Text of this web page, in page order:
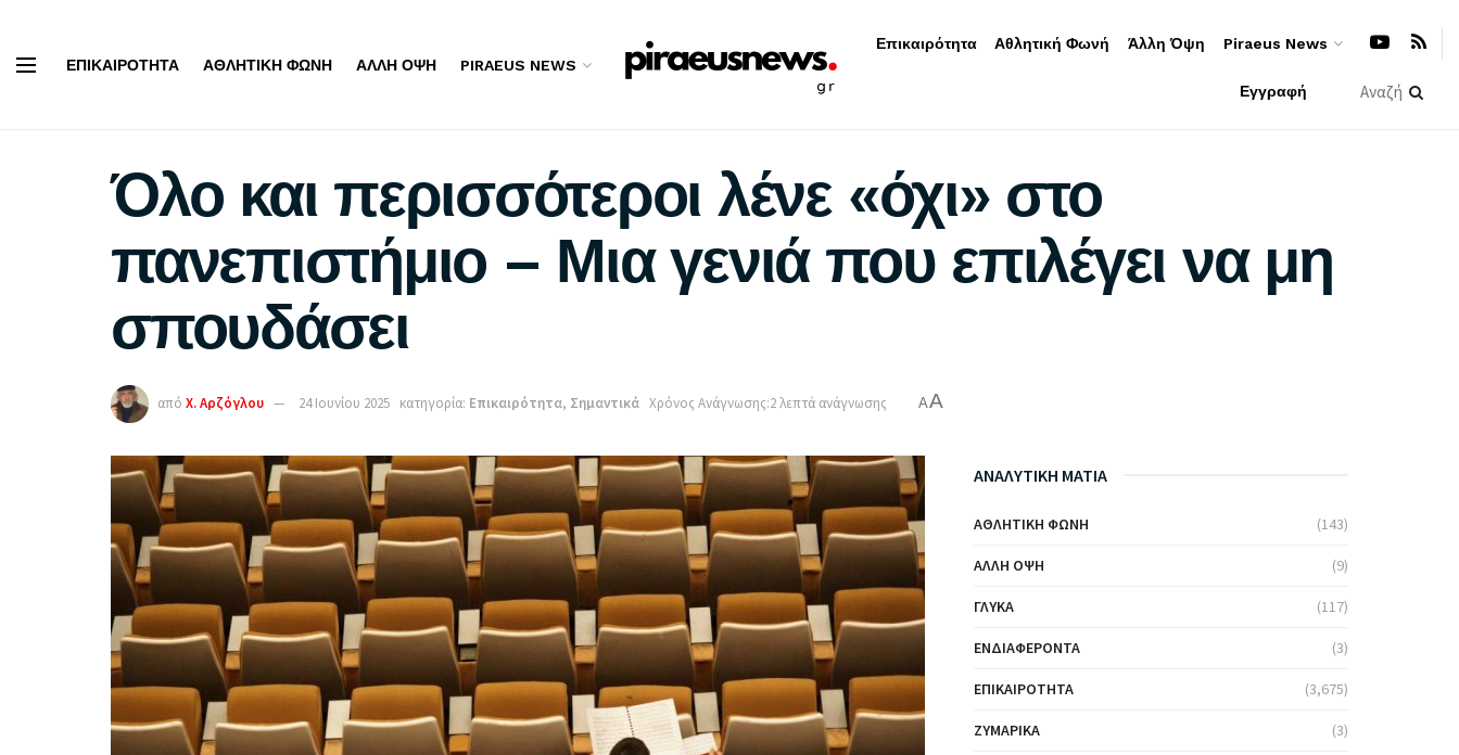
ΕΠΙΚΑΙΡΌΤΗΤΑ ΑΘΛΗΤΙΚΉ ΦΩΝΉ ΆΛΛΗ ΌΨΗ PIRAEUS NEWS
Επικαιρότητα Αθλητική Φωνή Άλλη Όψη Piraeus News
Εγγραφή
Όλο και περισσότεροι λένε «όχι» στο
πανεπιστήμιο – Μια γενιά που επιλέγει να μη
σπουδάσει
από Χ. Αρζόγλου 24 Ιουνίου 2025 κατηγορία: Επικαιρότητα, Σημαντικά Χρόνος Ανάγνωσης:2 λεπτά ανάγνωσης AA
ΑΝΑΛΥΤΙΚΗ ΜΑΤΙΑ
ΑΘΛΗΤΙΚΉ ΦΩΝΉ (143)
ΆΛΛΗ ΌΨΗ (9)
ΓΛΥΚΆ (117)
ΕΝΔΙΑΦΈΡΟΝΤΑ (3)
ΕΠΙΚΑΙΡΌΤΗΤΑ (3,675)
ΖΥΜΑΡΙΚΆ (3)